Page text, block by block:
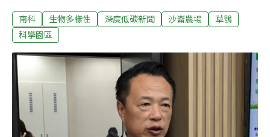
崙生態科學園區將保留175公頃「草、綠、水」空間，占
園區面積1/3以上，並作異地補償，認養二仁溪高灘地18公
過，在地資深鳥友認為，依照過往開發經驗，「草、綠、
水」空間多半是公園、綠地和滯洪池，並非草鴞所適應的
環境，還有棲地破碎的風險。國科會主委吳誠文：發展科
學園區絕對是生態先行沙崙生態科學園區（南科沙崙園
區）往北銜接嘉義、台南園區，往南連接高雄、橋頭、楠
梓、屏東等園區，是政府發展高科技產業「大南方新矽
南科 生物多樣性 深度低碳新聞 沙崙農場
草鴞
科學園區